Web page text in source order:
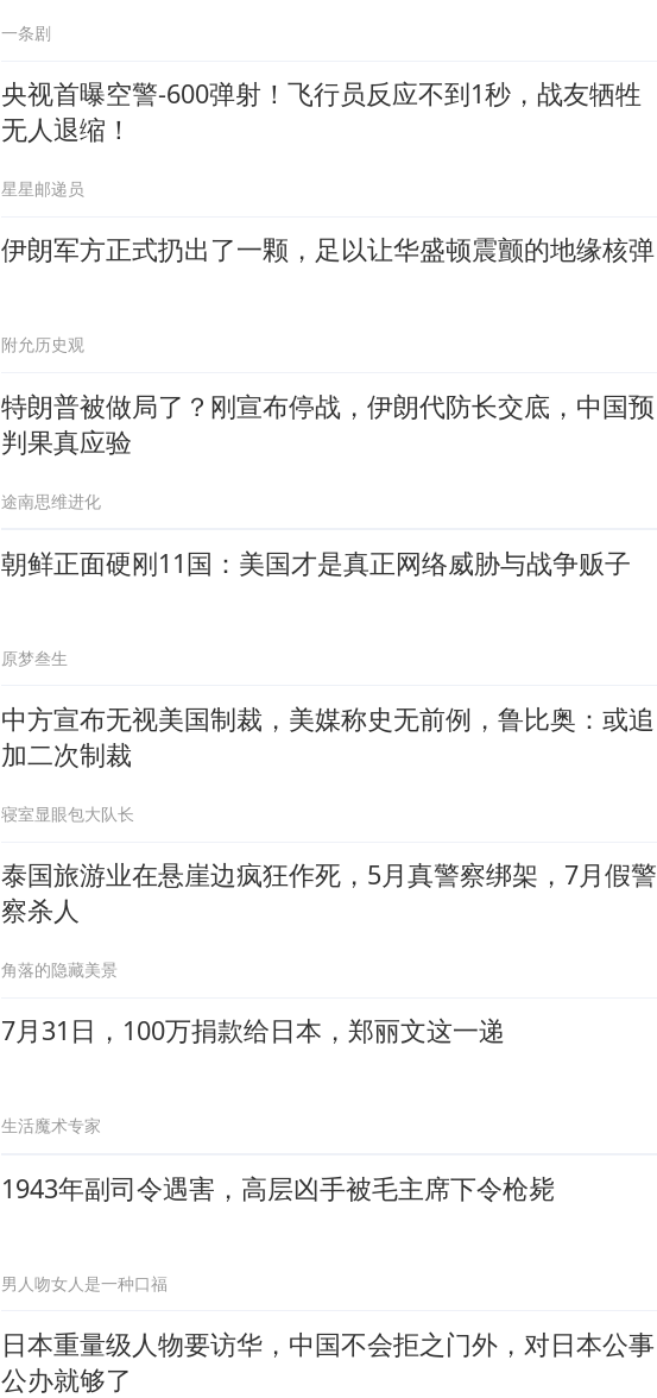
一条剧
央视首曝空警-600弹射！飞行员反应不到1秒，战友牺牲
无人退缩！
星星邮递员
伊朗军方正式扔出了一颗，足以让华盛顿震颤的地缘核弹
附允历史观
特朗普被做局了？刚宣布停战，伊朗代防长交底，中国预
判果真应验
途南思维进化
朝鲜正面硬刚11国：美国才是真正网络威胁与战争贩子
原梦叁生
中方宣布无视美国制裁，美媒称史无前例，鲁比奥：或追
加二次制裁
寝室显眼包大队长
泰国旅游业在悬崖边疯狂作死，5月真警察绑架，7月假警
察杀人
角落的隐藏美景
7月31日，100万捐款给日本，郑丽文这一递
生活魔术专家
1943年副司令遇害，高层凶手被毛主席下令枪毙
男人吻女人是一种口福
日本重量级人物要访华，中国不会拒之门外，对日本公事
公办就够了